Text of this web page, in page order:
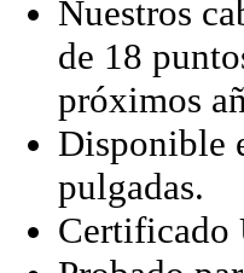
Nuestros
de 18
próximos
Disponible
pulgadas.